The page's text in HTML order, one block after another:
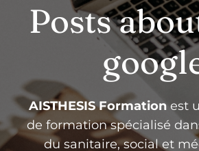
Posts
AISTHESIS Formation est
de formation spécialisé
du sanitaire, social et